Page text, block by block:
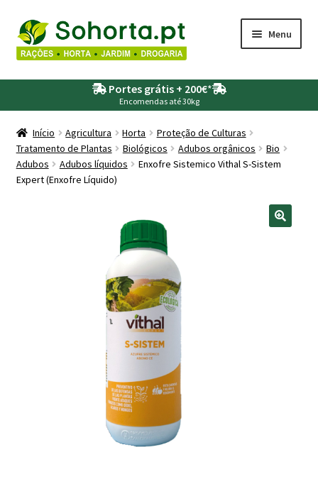
Ir
para
a
navegação
Saltar
para
o
conteúdo
Menu
Agricultura
Drogaria
Portes grátis + 200€*
Encomendas até 30kg
Início Agricultura Horta
Proteção de Culturas
Tratamento de Plantas
Biológicos Adubos orgânicos
Bio
Adubos
Adubos líquidos
Enxofre Sistemico Vithal S-Sistem
Expert (Enxofre Líquido)